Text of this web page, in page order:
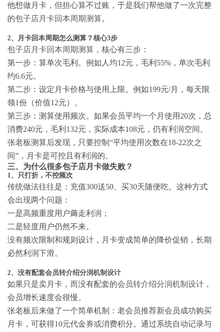
他想做月卡，但担心算不过账，于是我们帮他做了一次完整
的包子店月卡回本周期测算。
2、月卡回本周期怎么测算？核心3步
包子店月卡回本周期测算 ，核心有三步：
第一步：算单次毛利。例如人均12元，毛利55%，单次毛利
约6.6元。
第二步：设定月卡价格与使用上限。例如199元/月，每天限
领1份（价值12元）。
第三步：测算使用频次。如果会员平均一个月使用20次，总
消费240元，毛利132元，实际成本108元，仍有利润空间。
张老板测算后发现，只要控制“平均使用次数在18-22次之
间”，月卡是可控且有利润的。
三、为什么很多包子店月卡做失败？
1、只打折，不控频次
传统做法往往是：充值300送50、买30天随便吃。这种方式
会出现两个问题：
一是高频重度用户薅走利润；
二是轻度用户仍然不来。
没有频次限制和规则设计，月卡变成简单的降价促销，长期
必然利润下滑。
2、没有配套会员转介绍分润机制设计
如果只是卖月卡，而没有配套的会员转介绍分润机制设计 ，
会员增长速度会很慢。
张老板后来做了一个简单机制：老会员推荐新会员成功购买
月卡，可获得10元代金券或消费积分。通过系统自动记录与